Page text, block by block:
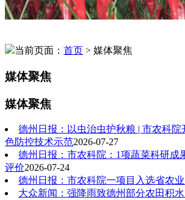
当前页面： 首页 > 媒体聚焦
媒体聚焦
媒体聚焦
德州日报：以虫治虫护秋粮 | 市农科
色防控技术示范2026-07-27
德州日报：市农科院：1项蔬菜科研成
评价2026-07-24
德州日报：市农科院一项目入选省农
大众新闻：强降雨致德州部分农田积